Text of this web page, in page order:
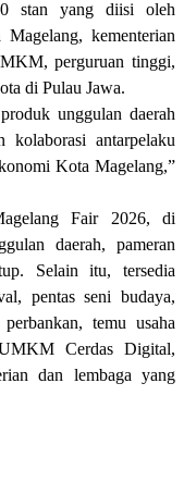
stan yang diisi oleh
kementerian
perguruan tinggi,
di Pulau Jawa.
unggulan daerah
kolaborasi antarpelaku
Kota Magelang,”
Fair 2026, di
daerah, pameran
Selain itu, tersedia
pentas seni budaya,
temu usaha
Cerdas Digital,
dan lembaga yang